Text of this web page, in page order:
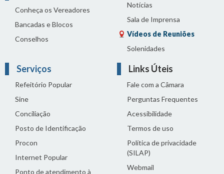
Conheça os Vereadores
Bancadas e Blocos
Conselhos
Notícias
Sala de Imprensa
Vídeos de Reuniões
Solenidades
Serviços
Refeitório Popular
Sine
Conciliação
Posto de Identificação
Procon
Internet Popular
Ponto de atendimento à
Links Úteis
Fale com a Câmara
Perguntas Frequentes
Acessibilidade
Termos de uso
Política de privacidade
(SILAP)
Webmail